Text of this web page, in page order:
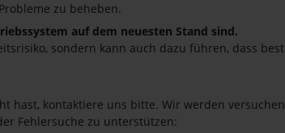
zu beheben.
auf dem neuesten Stand sind.
sondern kann auch dazu führen, dass
hast, kontaktiere uns bitte. Wir werden
Fehlersuche zu unterstützen: